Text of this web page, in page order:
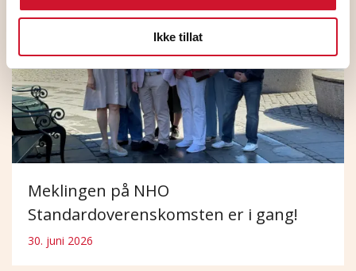
Ikke tillat
Meklingen på NHO
Standardoverenskomsten er i gang!
30. juni 2026